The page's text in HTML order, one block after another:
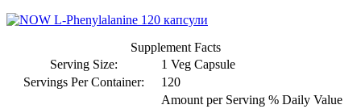
Supplement Facts
Serving Size:
1 Veg Capsule
Servings Per Container:
120
Amount per Serving % Daily Value